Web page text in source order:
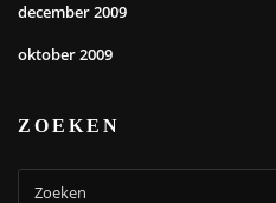
december 2009
oktober 2009
ZOEKEN